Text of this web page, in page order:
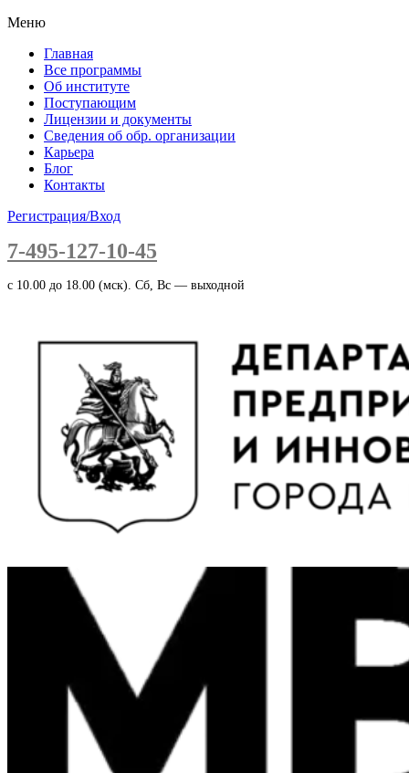
Меню
Главная
Все программы
Об институте
Поступающим
Лицензии и документы
Сведения об обр. организации
Карьера
Блог
Контакты
Регистрация/Вход
7-495-127-10-45
c 10.00 до 18.00 (мск). Сб, Вс — выходной